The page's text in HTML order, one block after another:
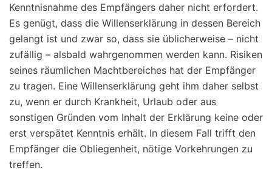
Kenntnisnahme des Empfängers daher nicht erfordert.
Es genügt, dass die Willenserklärung in dessen Bereich
gelangt ist und zwar so, dass sie üblicherweise – nicht
zufällig – alsbald wahrgenommen werden kann. Risiken
seines räumlichen Machtbereiches hat der Empfänger
zu tragen. Eine Willenserklärung geht ihm daher selbst
zu, wenn er durch Krankheit, Urlaub oder aus
sonstigen Gründen vom Inhalt der Erklärung keine oder
erst verspätet Kenntnis erhält. In diesem Fall trifft den
Empfänger die Obliegenheit, nötige Vorkehrungen zu
treffen.